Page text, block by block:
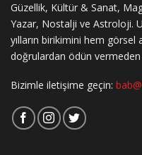
Güzellik, Kültür & Sanat,
Yazar, Nostalji ve Astroloji.
yılların birikimini hem
doğrulardan ödün vermeden
Bizimle iletişime geçin: